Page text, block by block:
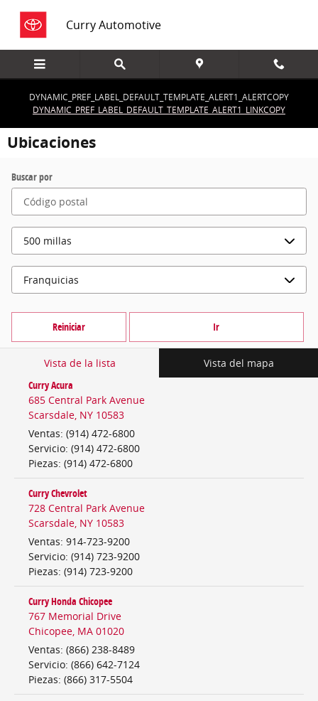
Curry Automotive
DYNAMIC_PREF_LABEL_DEFAULT_TEMPLATE_ALERT1_ALERTCOPY
DYNAMIC_PREF_LABEL_DEFAULT_TEMPLATE_ALERT1_LINKCOPY
Ubicaciones
Buscar por
Reiniciar Ir
Vista de la lista
Vista del mapa
Curry Acura
685 Central Park Avenue
Scarsdale NY 10583
Ventas: (914) 472-6800
Servicio: (914) 472-6800
Piezas: (914) 472-6800
Curry Chevrolet
728 Central Park Avenue
Scarsdale NY 10583
Ventas: 914-723-9200
Servicio: (914) 723-9200
Piezas: (914) 723-9200
Curry Honda Chicopee
767 Memorial Drive
Chicopee MA 01020
Ventas: (866) 238-8489
Servicio: (866) 642-7124
Piezas: (866) 317-5504